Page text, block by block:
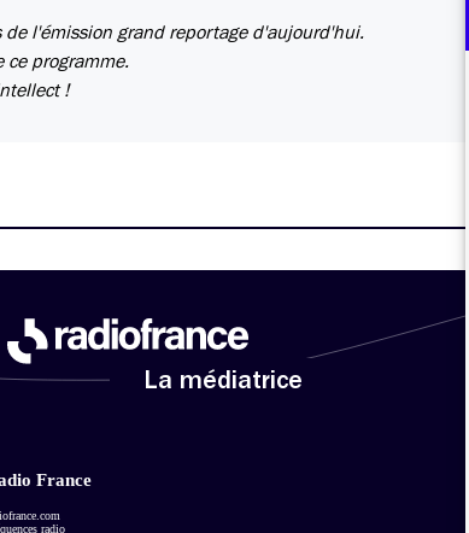
l'émission grand reportage d'aujourd'hui.
ce programme.
!
La médiatrice
France
radio